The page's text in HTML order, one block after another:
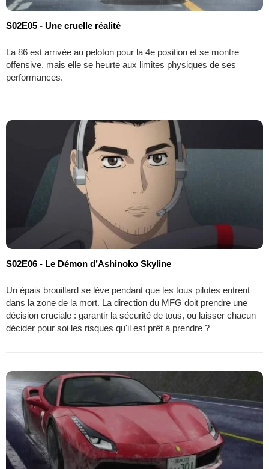
S02E05 - Une cruelle réalité
La 86 est arrivée au peloton pour la 4e position et se montre
offensive, mais elle se heurte aux limites physiques de ses
performances.
S02E06 - Le Démon d’Ashinoko Skyline
Un épais brouillard se lève pendant que les tous pilotes entrent
dans la zone de la mort. La direction du MFG doit prendre une
décision cruciale : garantir la sécurité de tous, ou laisser chacun
décider pour soi les risques qu'il est prêt à prendre ?